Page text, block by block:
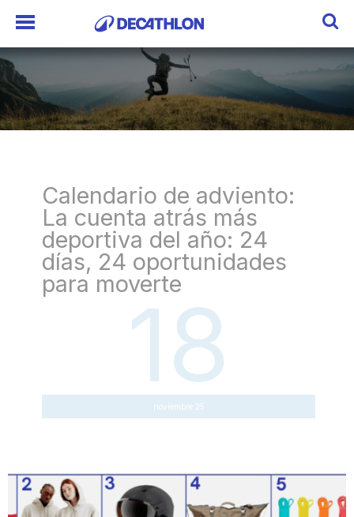
Calendario de adviento:
La cuenta atrás más
deportiva del año: 24
días, 24 oportunidades
para moverte
18
noviembre 25